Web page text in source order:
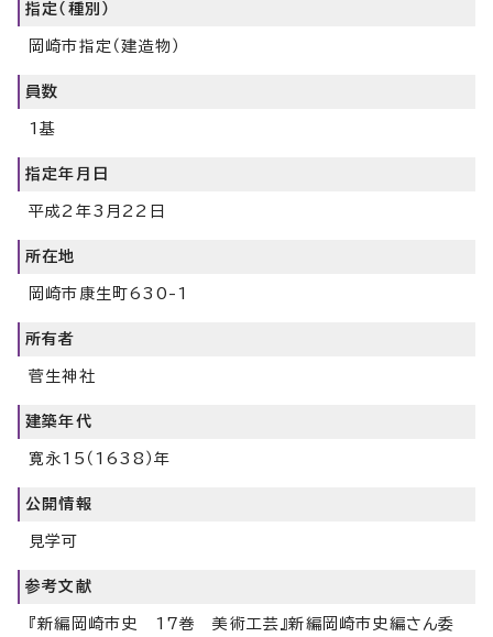
指定（種別）
岡崎市指定（建造物）
員数
1基
指定年月日
平成2年3月22日
所在地
岡崎市康生町630-1
所有者
菅生神社
建築年代
寛永15（1638）年
公開情報
見学可
参考文献
『新編岡崎市史 17巻 美術工芸』新編岡崎市史編さん委